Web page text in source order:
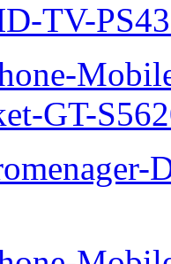
TV-
GT-